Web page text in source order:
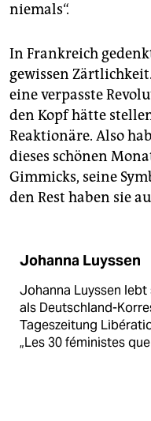
niemals“.
In Frankreich
gewissen
eine verpasste
den Kopf hätte
Reaktionäre. Also
dieses schönen
Gimmicks, seine
den Rest haben sie
Johanna Luyssen
Johanna Luyssen
als Deutschland-
Tageszeitung
„Les 30 féministes